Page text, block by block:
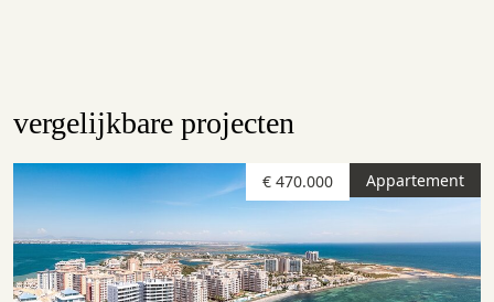
vergelijkbare projecten
Appartement
€ 470.000